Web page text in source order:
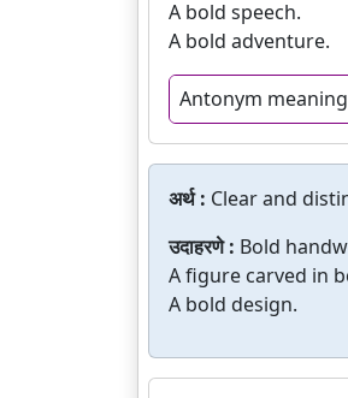
A bold speech.
A bold adventure.
Antonym meaning
अर्थ : Clear and
उदाहरणे : Bold
A figure carved in
A bold design.